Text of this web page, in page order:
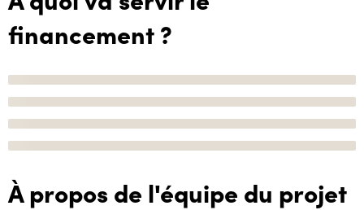
financement ?
À propos de l'équipe du projet